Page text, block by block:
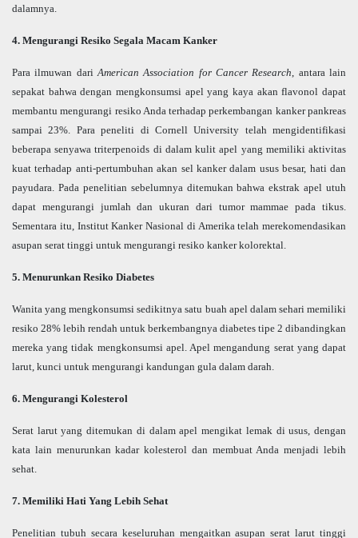
dalamnya.
4. Mengurangi Resiko Segala Macam Kanker
Para ilmuwan dari American Association for Cancer Research , antara lain
sepakat bahwa dengan mengkonsumsi apel yang kaya akan flavonol dapat
membantu mengurangi resiko Anda terhadap perkembangan kanker pankreas
sampai 23%. Para peneliti di Cornell University telah mengidentifikasi
beberapa senyawa triterpenoids di dalam kulit apel yang memiliki aktivitas
kuat terhadap anti-pertumbuhan akan sel kanker dalam usus besar, hati dan
payudara. Pada penelitian sebelumnya ditemukan bahwa ekstrak apel utuh
dapat mengurangi jumlah dan ukuran dari tumor mammae pada tikus.
Sementara itu, Institut Kanker Nasional di Amerika telah merekomendasikan
asupan serat tinggi untuk mengurangi resiko kanker kolorektal.
5. Menurunkan Resiko Diabetes
Wanita yang mengkonsumsi sedikitnya satu buah apel dalam sehari memiliki
resiko 28% lebih rendah untuk berkembangnya diabetes tipe 2 dibandingkan
mereka yang tidak mengkonsumsi apel. Apel mengandung serat yang dapat
larut, kunci untuk mengurangi kandungan gula dalam darah.
6. Mengurangi Kolesterol
Serat larut yang ditemukan di dalam apel mengikat lemak di usus, dengan
kata lain menurunkan kadar kolesterol dan membuat Anda menjadi lebih
sehat.
7. Memiliki Hati Yang Lebih Sehat
Penelitian tubuh secara keseluruhan mengaitkan asupan serat larut tinggi